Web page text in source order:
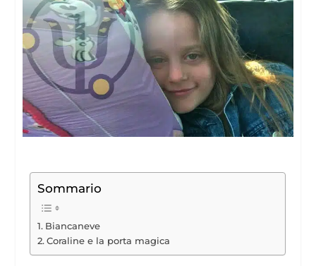
Sommario
Biancaneve
Coraline e la porta magica